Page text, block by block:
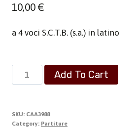
10,00€
a 4 voci S.C.T.B. (s.a.) in latino
Improperium
e
Dominum
quantity
Add To Cart
SKU: CAA3988
Category: Partiture